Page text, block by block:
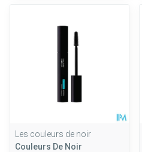
Les couleurs de noir
Couleurs De Noir